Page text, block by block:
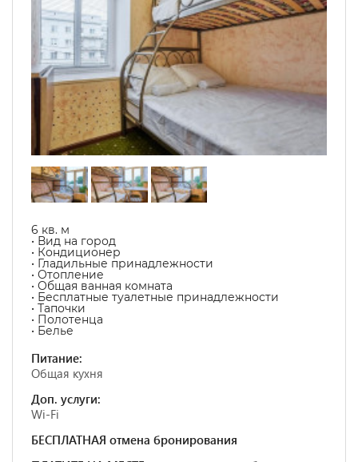
6 кв. м
• Вид на город
• Кондиционер
• Гладильные принадлежности
• Отопление
• Общая ванная комната
• Бесплатные туалетные принадлежности
• Тапочки
• Полотенца
• Белье
Питание:
Общая кухня
Доп. услуги:
Wi-Fi
БЕСПЛАТНАЯ отмена бронирования